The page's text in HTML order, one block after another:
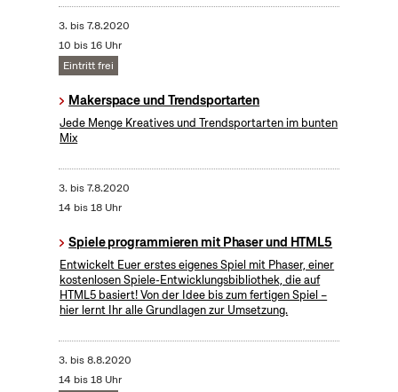
3. bis7.8.2020
10 bis 16 Uhr
Eintritt frei
Makerspace und Trendsportarten
Jede Menge Kreatives und Trendsportarten im bunten
Mix
3. bis7.8.2020
14 bis 18 Uhr
Spiele programmieren mit Phaser und HTML5
Entwickelt Euer erstes eigenes Spiel mit Phaser, einer
kostenlosen Spiele-Entwicklungsbibliothek, die auf
HTML5 basiert! Von der Idee bis zum fertigen Spiel –
hier lernt Ihr alle Grundlagen zur Umsetzung.
3. bis8.8.2020
14 bis 18 Uhr